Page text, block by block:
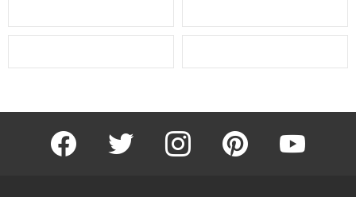
facebook twitter instagram pinterest